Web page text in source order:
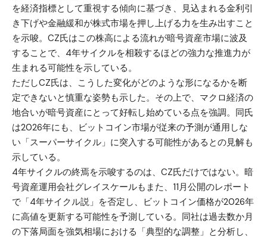
を経済指標として重視する傾向に基づき、見込まれる金利引
き下げや金融緩和が株式市場を押し上げる力を生み出すこと
を示唆。CZ氏はこの株高による流れが暗号資産市場に波及
することで、4年サイクルを相殺するほどの強力な推進力が
生まれる可能性を示している。
ただしCZ氏は、こうした変化がどのような形になるかを断
定できないと慎重な姿勢も示した。その上で、マクロ経済の
地合いが暗号資産にとって好転し始めている点を強調。同氏
は2026年にも、ビットコイン市場が従来の予測が通用しな
い「スーパーサイクル」に突入する可能性があるとの見解も
示している。
4年サイクルの終焉を示唆するのは、CZ氏だけではない。暗
号資産運用会社グレイスケールもまた、11月公開のレポート
で「4年サイクル説」を否定し、ビットコイン価格が2026年
に高値を更新する可能性を予測している。同社は過去数か月
の下落局面を強気相場における「典型的な調整」と分析し、